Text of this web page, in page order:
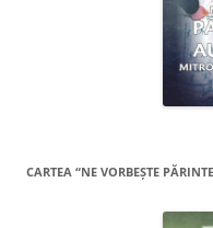
CARTEA “NE VORBEŞTE